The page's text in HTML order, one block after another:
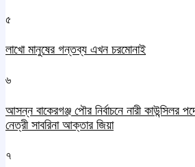
৫
লাখো মানুষের গন্তব্য এখন চরমোনাই
৬
আসন্ন বাকেরগঞ্জ পৌর নির্বাচনে নারী কাউন্সিলর
নেত্রী সাবরিনা আক্তার জিয়া
৭